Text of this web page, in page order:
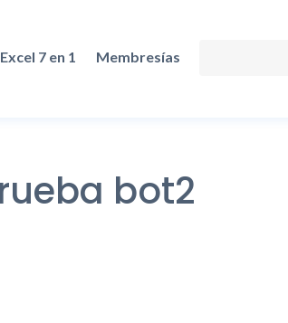
Excel 7 en 1 Membresías
bot2